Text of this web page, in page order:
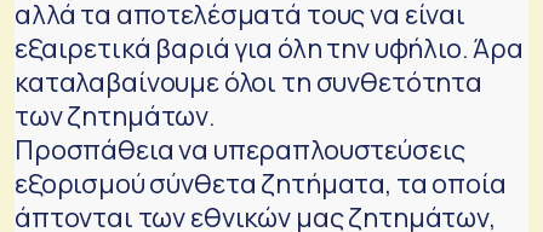
αλλά τα αποτελέσματά τους να είναι
εξαιρετικά βαριά για όλη την υφήλιο. Άρα
καταλαβαίνουμε όλοι τη συνθετότητα
των ζητημάτων.
Προσπάθεια να υπεραπλουστεύσεις
εξορισμού σύνθετα ζητήματα, τα οποία
άπτονται των εθνικών μας ζητημάτων,